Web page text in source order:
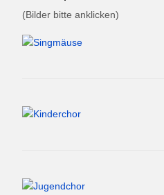
(Bilder bitte anklicken)